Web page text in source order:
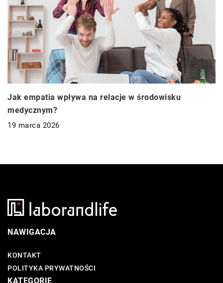
Jak empatia wpływa na relacje w środowisku
medycznym?
19 marca 2026
NAWIGACJA
KONTAKT
POLITYKA PRYWATNOŚCI
KATEGORIE